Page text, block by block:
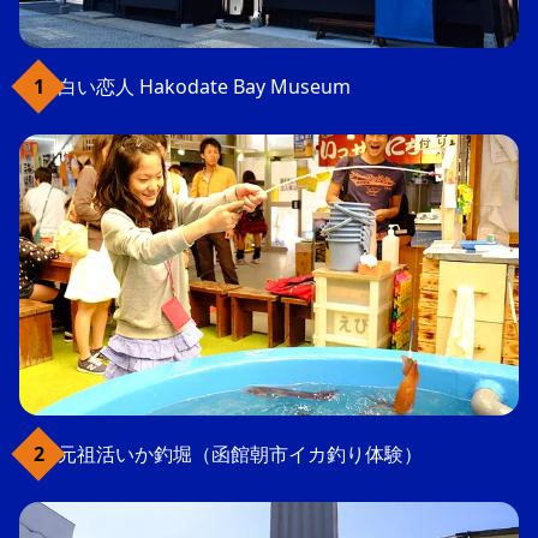
白い恋人 Hakodate Bay Museum
元祖活いか釣堀（函館朝市イカ釣り体験）